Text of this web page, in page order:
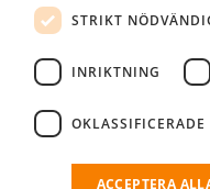
kom ihåg mig
logga in
Kostnadsfri
och söka efter passande
STRIKT
INRIKTNING
OKLASSIFICERADE
ACCEPTERA